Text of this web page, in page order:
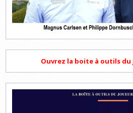
Ouvrez la boite à outils du